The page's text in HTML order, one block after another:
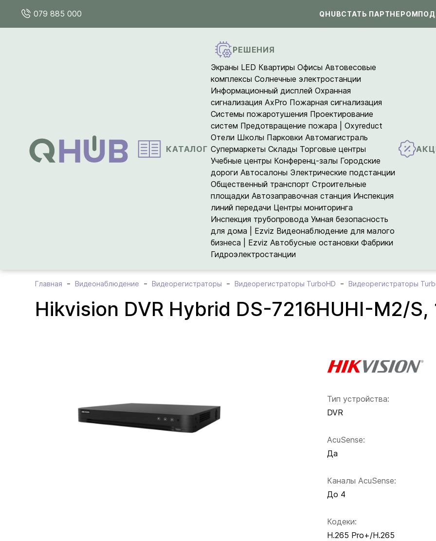
079 885 000 QHUBСТАТЬ ПАРТНЕРОМ
КАТАЛОГ
РЕШЕНИЯ
Экраны LED Квартиры Офисы Автовесовые
комплексыСолнечные электростанции
Информационный дисплей Охранная
сигнализация AxPro Пожарная сигнализация
Системы пожаротушения Проектирование
систем Предотвращение пожара | Oxyreduct
Отели Школы Парковки Автомагистраль
Супермаркеты Склады Торговые центры
Учебные центры Конференц-залы Городские
дороги Автосалоны Электрические подстанции
Общественный транспорт Строительные
площадки Автозаправочная станция Инспекция
линий передачи Центры мониторинга
Инспекция трубопровода Умная безопасность
для дома | Ezviz Видеонаблюдение для малого
бизнеса | Ezviz Автобусные остановки Фабрики
Гидроэлектростанции
Главная Видеонаблюдение Видеорегистраторы Видеорегистраторы TurboHD Видеорегистраторы
Hikvision DVR Hybrid DS-7216HUHI-M2/S,
Тип устройства:
DVR
AcuSense:
Да
Каналы AcuSense:
До 4
Кодеки:
H.265 Pro+/H.265